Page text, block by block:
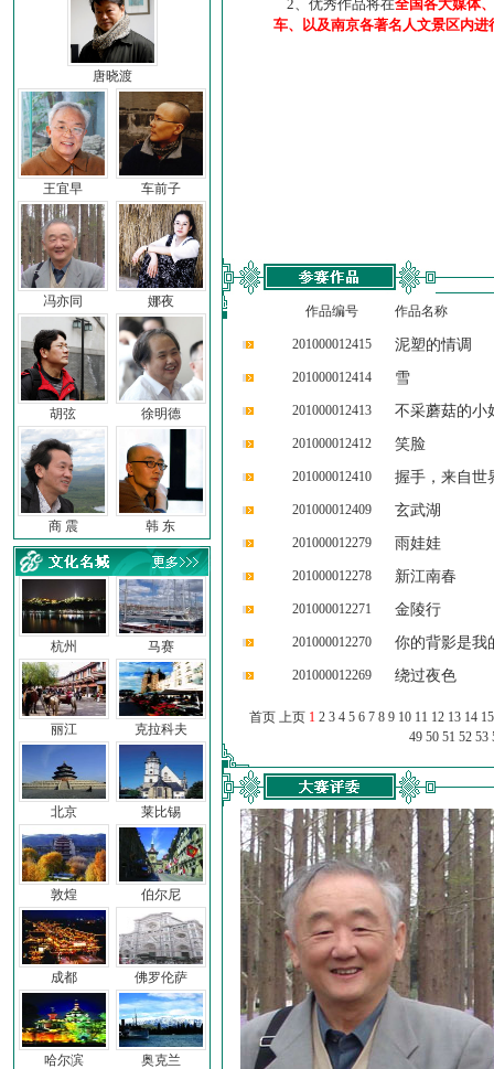
唐晓渡
王宜早 车前子
冯亦同 娜夜
胡弦 徐明德
商 震 韩 东
杭州
丽江
北京
敦煌
成都
哈尔滨
马赛
克拉科夫
莱比锡
伯尔尼
佛罗伦萨
奥克兰
2、优秀作品将在全国各大媒体
车、以及南京各著名人文景区内进
作品编号 作品名称
201000012415 泥塑的情调
201000012414 雪
201000012413 不采蘑菇的小
201000012412 笑脸
201000012410 握手，来自世
201000012409 玄武湖
201000012279 雨娃娃
201000012278 新江南春
201000012271 金陵行
201000012270 你的背影是我
201000012269 绕过夜色
首页 上页 1 2 3 4 5 6 7 8 9 10 11 12 13 14 15
49 50 51 52 53